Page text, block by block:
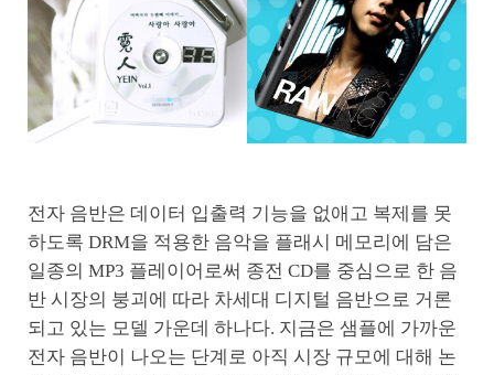
전자 음반은 데이터 입출력 기능을 없애고 복제를 못
하도록 DRM을 적용한 음악을 플래시 메모리에 담은
일종의 MP3 플레이어로써 종전 CD를 중심으로 한 음
반 시장의 붕괴에 따라 차세대 디지털 음반으로 거론
되고 있는 모델 가운데 하나다. 지금은 샘플에 가까운
전자 음반이 나오는 단계로 아직 시장 규모에 대해 논